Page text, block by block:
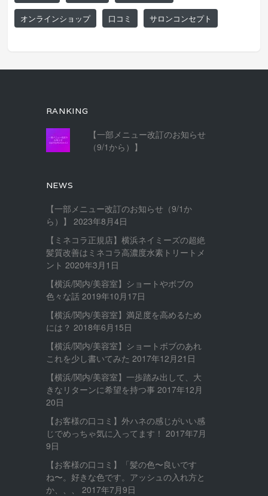
オンラインショップ 口コミ サロンコンセプト
RANKING
【一部メニュー改訂のお知らせ
（9/1から）】
NEWS
【一部メニュー改訂のお知らせ（9/1か
ら）】
2023年8月4日
【ミネコラ正規店】横浜ネイミーズの超絶
髪質改善はミネコラ高濃度水素トリートメ
ント 2020年3月1日
【横浜/関内/美容室】ショートやボブの
色々な話 2019年10月17日
【横浜/関内/美容室】満足度を高めるため
には？ 2018年6月15日
【横浜/関内/美容室】ショートボブのあれ
これを少し書いてみた 2017年12月21日
【横浜/関内/美容室】一歩踏み出して、大
きなリターンに希望を持つ事 2017年12月
20日
【お客様の口コミ】外ハネの感じがいい感
じでめっちゃ気に入ってます！ 2017年7月
9日
【お客様の口コミ】「髪の色〜良いです
ね〜。好きな色です。アッシュの入れ方と
か、、、
2017年7月9日